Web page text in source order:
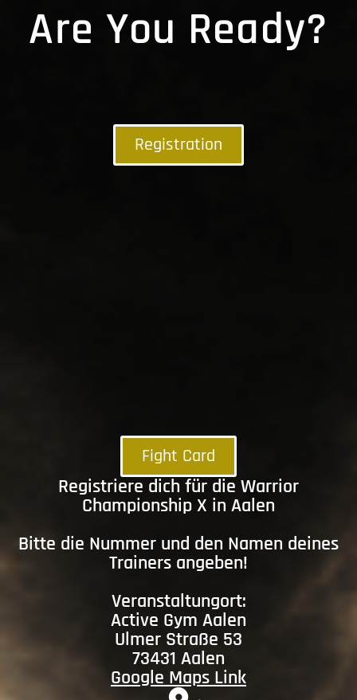
Are You Ready?
Registration
Fight Card
Registriere dich für die Warrior
Championship X in Aalen
Bitte die Nummer und den Namen deines
Trainers angeben!
Veranstaltungort:
Active Gym Aalen
Ulmer Straße 53
73431 Aalen
Google Maps Link